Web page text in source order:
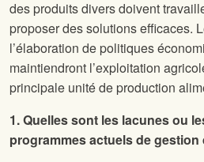
des produits divers doivent
proposer des solutions efficaces.
l’élaboration de politiques
maintiendront l’exploitation
principale unité de production
1. Quelles sont les lacunes ou
programmes actuels de gestion